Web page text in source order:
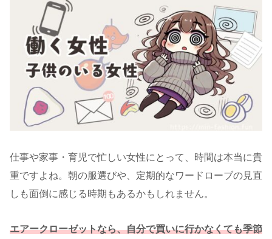
仕事や家事・育児で忙しい女性にとって、時間は本当に貴
重ですよね。朝の服選びや、定期的なワードローブの見直
しも面倒に感じる時期もあるかもしれません。
エアークローゼットなら、自分で買いに行かなくても季節